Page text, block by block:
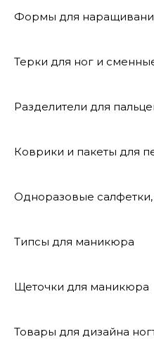
Формы для
Терки для ног и
Разделители для
Коврики и пакеты для
Одноразовые
Типсы для маникюра
Щеточки для маникюра
Товары для дизайна